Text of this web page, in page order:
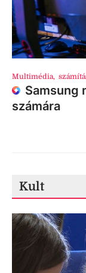
Multimédia,
Samsung
számára
Kult